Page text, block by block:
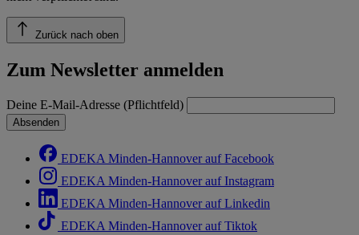
Zurück nach oben
Zum Newsletter anmelden
Deine E-Mail-Adresse (Pflichtfeld)
Absenden
EDEKA Minden-Hannover auf Facebook
EDEKA Minden-Hannover auf Instagram
EDEKA Minden-Hannover auf Linkedin
EDEKA Minden-Hannover auf Tiktok